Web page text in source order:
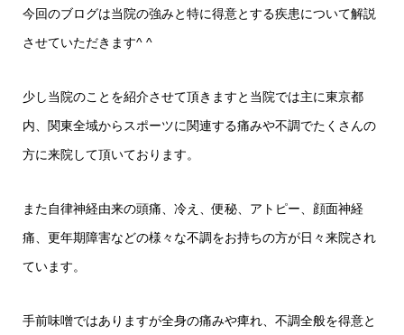
今回のブログは当院の強みと特に得意とする疾患について解説
させていただきます^ ^
少し当院のことを紹介させて頂きますと当院では主に東京都
内、関東全域からスポーツに関連する痛みや不調でたくさんの
方に来院して頂いております。
また自律神経由来の頭痛、冷え、便秘、アトピー、顔面神経
痛、更年期障害などの様々な不調をお持ちの方が日々来院され
ています。
手前味噌ではありますが全身の痛みや痺れ、不調全般を得意と